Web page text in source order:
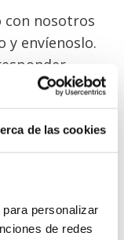
de las cookies
personalizar
de redes
con nosotros
y envíenoslo.